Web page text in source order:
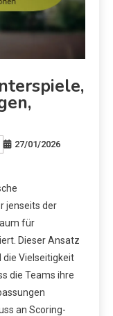
27/01/2026
jenseits der
für
Dieser Ansatz
die Vielseitigkeit
die Teams ihre
an Scoring-